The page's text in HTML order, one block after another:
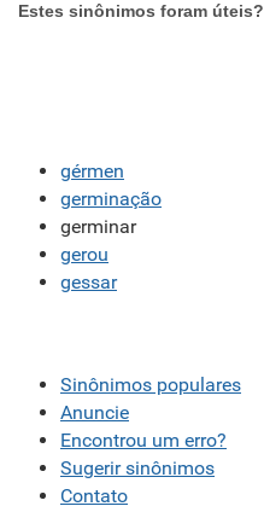
Estes sinônimos foram úteis?
Outro
gérmen
germinação
germinar
gerou
gessar
Sinônimos populares
Anuncie
Encontrou um erro?
Sugerir sinônimos
Contato